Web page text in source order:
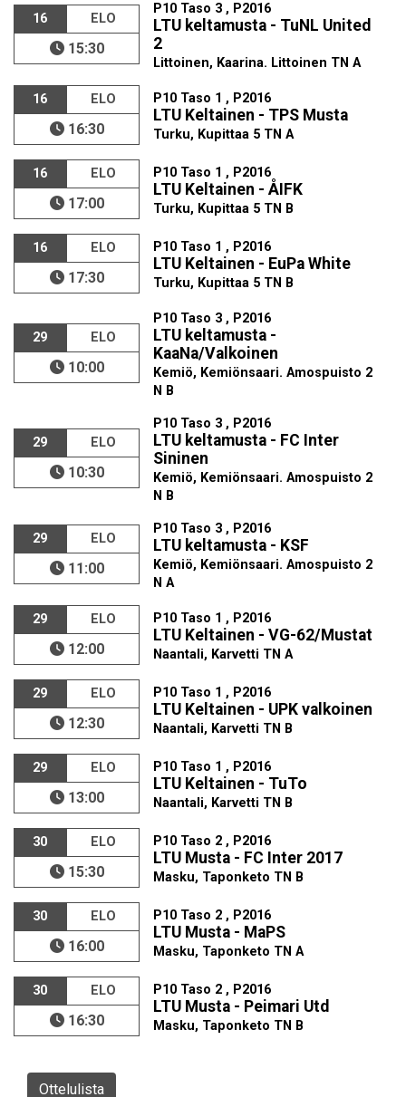
16 ELO
15:30
P10 Taso 3 , P2016
LTU keltamusta - TuNL United
2
Littoinen, Kaarina. Littoinen TN A
16 ELO
16:30
P10 Taso 1 , P2016
LTU Keltainen - TPS Musta
Turku, Kupittaa 5 TN A
16 ELO
17:00
P10 Taso 1 , P2016
LTU Keltainen - ÅIFK
Turku, Kupittaa 5 TN B
16 ELO
17:30
P10 Taso 1 , P2016
LTU Keltainen - EuPa White
Turku, Kupittaa 5 TN B
29 ELO
10:00
P10 Taso 3 , P2016
LTU keltamusta -
KaaNa/Valkoinen
Kemiö, Kemiönsaari. Amospuisto 2
N B
29 ELO
10:30
P10 Taso 3 , P2016
LTU keltamusta - FC Inter
Sininen
Kemiö, Kemiönsaari. Amospuisto 2
N B
29 ELO
11:00
P10 Taso 3 , P2016
LTU keltamusta - KSF
Kemiö, Kemiönsaari. Amospuisto 2
N A
29 ELO
12:00
P10 Taso 1 , P2016
LTU Keltainen - VG-62/Mustat
Naantali, Karvetti TN A
29 ELO
12:30
P10 Taso 1 , P2016
LTU Keltainen - UPK valkoinen
Naantali, Karvetti TN B
29 ELO
13:00
P10 Taso 1 , P2016
LTU Keltainen - TuTo
Naantali, Karvetti TN B
30 ELO
15:30
P10 Taso 2 , P2016
LTU Musta - FC Inter 2017
Masku, Taponketo TN B
30 ELO
16:00
P10 Taso 2 , P2016
LTU Musta - MaPS
Masku, Taponketo TN A
30 ELO
16:30
P10 Taso 2 , P2016
LTU Musta - Peimari Utd
Masku, Taponketo TN B
Ottelulista